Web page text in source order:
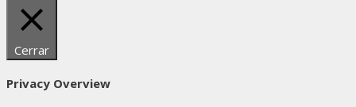
Cerrar
Privacy Overview